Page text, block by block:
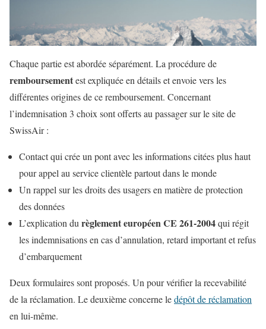
Chaque partie est abordée séparément. La procédure de
remboursementest expliquée en détails et envoie vers les
différentes origines de ce remboursement. Concernant
l’indemnisation 3 choix sont offerts au passager sur le site de
SwissAir :
Contact qui crée un pont avec les informations citées plus haut
pour appel au service clientèle partout dans le monde
Un rappel sur les droits des usagers en matière de protection
des données
L’explication du règlement européen CE 261-2004qui régit
les indemnisations en cas d’annulation, retard important et refus
d’embarquement
Deux formulaires sont proposés. Un pour vérifier la recevabilité
de la réclamation. Le deuxième concerne ledépôt de réclamation
en lui-même.